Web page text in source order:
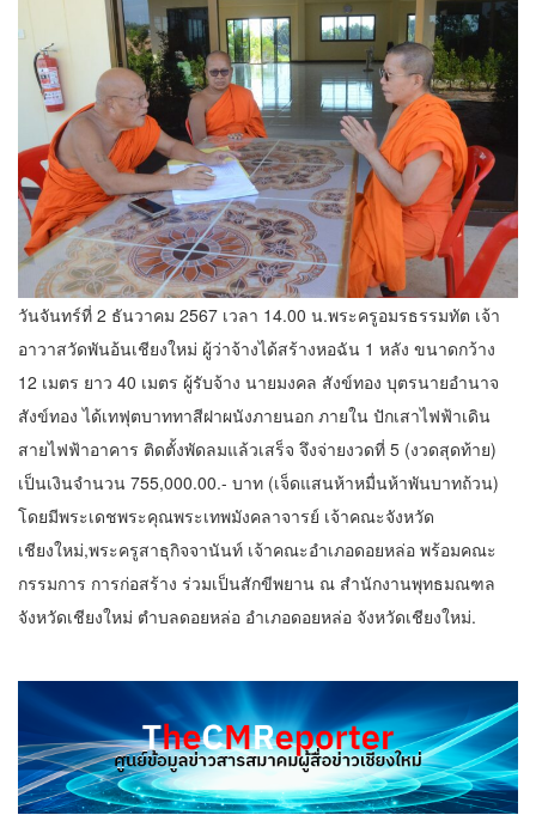
วันจันทร์ที่ 2 ธันวาคม 2567 เวลา 14.00 น.พระครูอมรธรรมทัต เจ้า
อาวาสวัดพันอ้นเชียงใหม่ ผู้ว่าจ้างได้สร้างหอฉัน 1 หลัง ขนาดกว้าง
12 เมตร ยาว 40 เมตร ผู้รับจ้าง นายมงคล สังข์ทอง บุตรนายอำนาจ
สังข์ทอง ได้เทฟุตบาททาสีฝาผนังภายนอก ภายใน ปักเสาไฟฟ้าเดิน
สายไฟฟ้าอาคาร ติดตั้งพัดลมแล้วเสร็จ จึงจ่ายงวดที่ 5 (งวดสุดท้าย)
เป็นเงินจำนวน 755,000.00.- บาท (เจ็ดแสนห้าหมื่นห้าพันบาทถ้วน)
โดยมีพระเดชพระคุณพระเทพมังคลาจารย์ เจ้าคณะจังหวัด
เชียงใหม่,พระครูสาธุกิจจานันท์ เจ้าคณะอำเภอดอยหล่อ พร้อมคณะ
กรรมการ การก่อสร้าง ร่วมเป็นสักขีพยาน ณ สำนักงานพุทธมณฑล
จังหวัดเชียงใหม่ ตำบลดอยหล่อ อำเภอดอยหล่อ จังหวัดเชียงใหม่.